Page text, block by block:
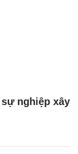
nghiệp xây